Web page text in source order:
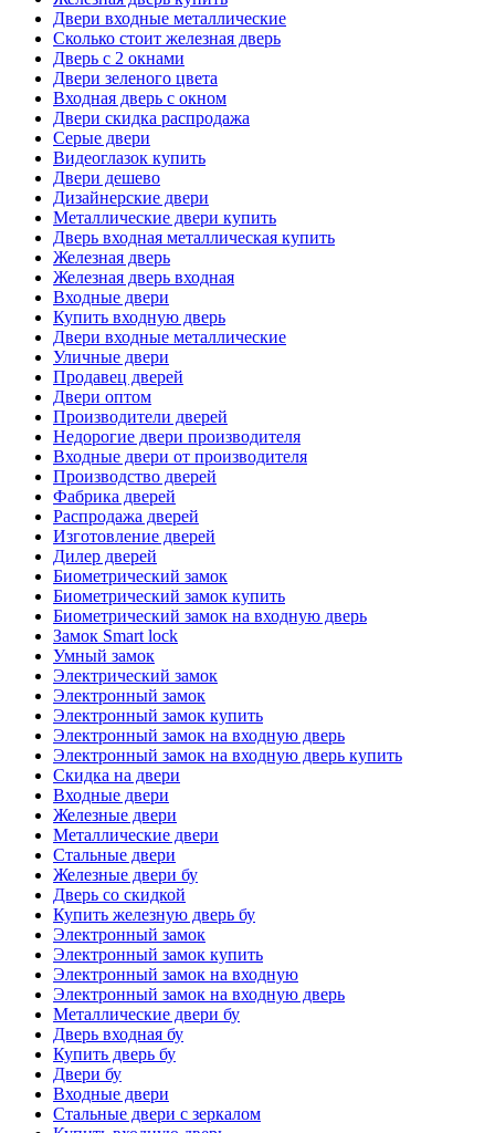
Двери входные металлические
Сколько стоит железная дверь
Дверь с 2 окнами
Двери зеленого цвета
Входная дверь с окном
Двери скидка распродажа
Серые двери
Видеоглазок купить
Двери дешево
Дизайнерские двери
Металлические двери купить
Дверь входная металлическая купить
Железная дверь
Железная дверь входная
Входные двери
Купить входную дверь
Двери входные металлические
Уличные двери
Продавец дверей
Двери оптом
Производители дверей
Недорогие двери производителя
Входные двери от производителя
Производство дверей
Фабрика дверей
Распродажа дверей
Изготовление дверей
Дилер дверей
Биометрический замок
Биометрический замок купить
Биометрический замок на входную дверь
Замок Smart lock
Умный замок
Электрический замок
Электронный замок
Электронный замок купить
Электронный замок на входную дверь
Электронный замок на входную дверь купить
Скидка на двери
Входные двери
Железные двери
Металлические двери
Стальные двери
Железные двери бу
Дверь со скидкой
Купить железную дверь бу
Электронный замок
Электронный замок купить
Электронный замок на входную
Электронный замок на входную дверь
Металлические двери бу
Дверь входная бу
Купить дверь бу
Двери бу
Входные двери
Стальные двери с зеркалом